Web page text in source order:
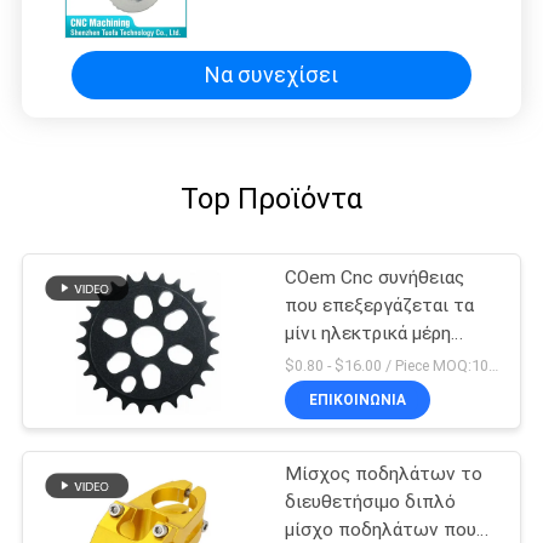
Να συνεχίσει
Top Προϊόντα
COem Cnc συνήθειας
που επεξεργάζεται τα
μίνι ηλεκτρικά μέρη
ποδηλάτων ρύπου
μερών στη μηχανή
$0.80 - $16.00 / Piece MOQ:10 κομμάτια
ΕΠΙΚΟΙΝΩΝΊΑ
Μίσχος ποδηλάτων το
διευθετήσιμο διπλό
μίσχο ποδηλάτων που